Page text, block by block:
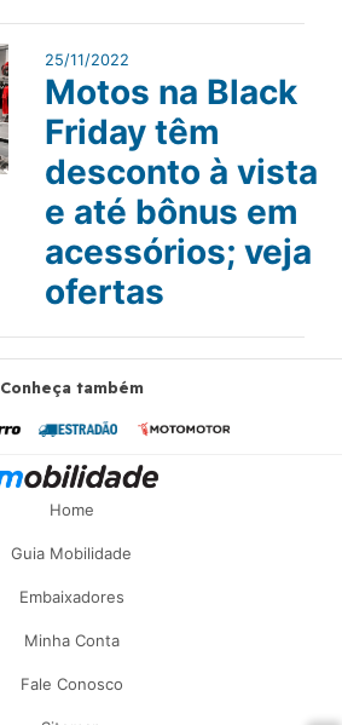
25/11/2022
Motos na Black
Friday têm
desconto à vista
e até bônus em
acessórios; veja
ofertas
Conheça também
Home
Guia Mobilidade
Embaixadores
Minha Conta
Fale Conosco